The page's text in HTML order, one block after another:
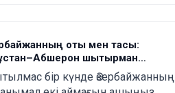
оты мен тасы:
шытырман
бір күнде Әзербайжанның